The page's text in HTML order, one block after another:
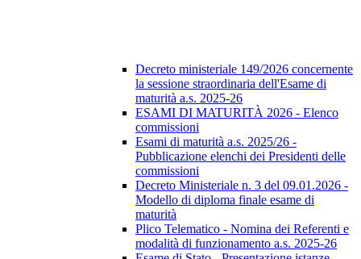
Decreto ministeriale 149/2026 concernente
la sessione straordinaria dell'Esame di
maturità a.s. 2025-26
ESAMI DI MATURITÀ 2026 - Elenco
commissioni
Esami di maturità a.s. 2025/26 -
Pubblicazione elenchi dei Presidenti delle
commissioni
Decreto Ministeriale n. 3 del 09.01.2026 -
Modello di diploma finale esame di
maturità
Plico Telematico - Nomina dei Referenti e
modalità di funzionamento a.s. 2025-26